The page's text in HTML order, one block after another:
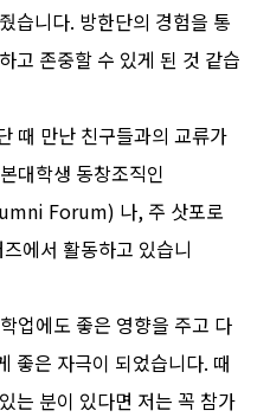
습니다. 방한단의 경험을 통
고 존중할 수 있게 된 것 같습
때 만난 친구들과의 교류가
대학생 동창조직인
Forum) 나, 주 삿포로
에서 활동하고 있습니
업에도 좋은 영향을 주고 다
좋은 자극이 되었습니다. 때
는 분이 있다면 저는 꼭 참가